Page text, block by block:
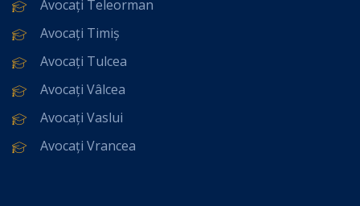
Avocați Teleorman
Avocați Timiș
Avocați Tulcea
Avocați Vâlcea
Avocați Vaslui
Avocați Vrancea